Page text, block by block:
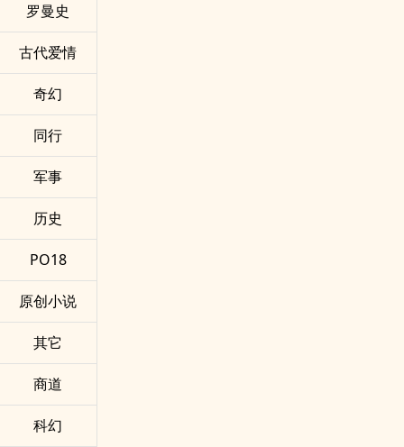
罗曼史
古代爱情
奇幻
同行
军事
历史
PO18
原创小说
其它
商道
科幻